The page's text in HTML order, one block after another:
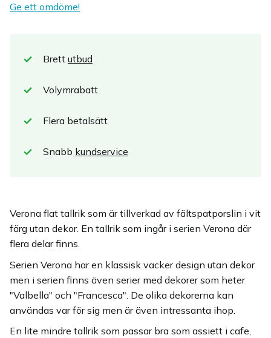
Ge ett omdöme!
Brett utbud
Volymrabatt
Flera betalsätt
Snabb kundservice
Verona flat tallrik som är tillverkad av fältspatporslin i vit
färg utan dekor. En tallrik som ingår i serien Verona där
flera delar finns.
Serien Verona har en klassisk vacker design utan dekor
men i serien finns även serier med dekorer som heter
"Valbella" och "Francesca". De olika dekorerna kan
användas var för sig men är även intressanta ihop.
En lite mindre tallrik som passar bra som assiett i cafe,